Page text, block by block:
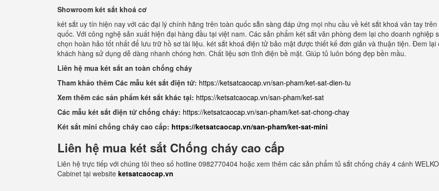
Showroom két sắt khoá cơ
két sắt uy tín hiện nay với các đại lý chính hãng trên toàn quốc sẵn sàng đáp ứng mọi nhu cầu về két sắt khoá vân tay trên
quốc. Với công nghệ sản xuất hiện đại hàng đầu tại việt nam. Các sản phẩm két sắt văn phòng đem lại cho doanh nghiệp
chọn hoàn hảo tốt nhất để lưu trữ hồ sơ tài liệu. két sắt khoá điện tử bảo mật được thiết kế đơn giản và thuận tiện. Đem lại
khách hàng sử dụng dễ dàng nhanh chóng hơn. Chất liệu sơn tĩnh điện bề mặt. Giúp tủ luôn bóng đẹp bền mầu.
Liên hệ mua két sắt an toàn chống cháy
Tham khảo thêm Các mẫu két sắt điện tử: https://ketsatcaocap.vn/san-pham/ket-sat-dien-tu
Xem thêm các sản phẩm két sắt khác tại: https://ketsatcaocap.vn/san-pham/ket-sat
Các mẫu két sắt điện tử chống cháy: https://ketsatcaocap.vn/san-pham/ket-sat-chong-chay
Két sắt mini chống cháy cao cấp: https://ketsatcaocap.vn/san-pham/ket-sat-mini
Liên hệ mua két sắt Chống cháy cao cấp
Liên hệ trực tiếp với chúng tôi theo số hotline 0982770404 hoặc xem thêm các sản phẩm tủ sắt chống cháy 4 cánh
Cabinet tại website ketsatcaocap.vn